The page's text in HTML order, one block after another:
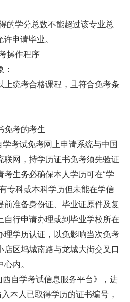
的学分总数不能超过该专业总
申请毕业。
操作程序
上统考合格课程，且符合免考条
免考的考生
考试免考网上申请系统与中国
联网，持学历证书免考须先验证
生务必确保本人学历可在“学
专科或本科学历但未能在学信
前准备身份证、毕业证原件及复
自行申请办理或到毕业学校所在
理学历认证，以免影响当次免考
区坞城南路与龙城大街交叉口
内。
自学考试信息服务平台》，进
本人已取得学历的证书编号，